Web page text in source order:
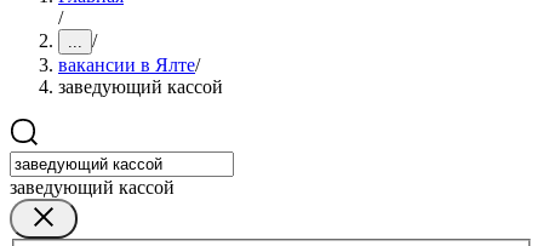
/
... /
вакансии в Ялте/
заведующий кассой
заведующий кассой